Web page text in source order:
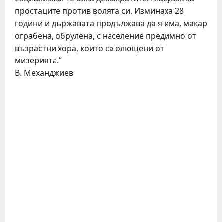
простаците против волята си. Изминаха 28
години и държавата продължава да я има, макар
ограбена, обрулена, с население предимно от
възрастни хора, които са олющени от
мизерията.“
В. Механджиев